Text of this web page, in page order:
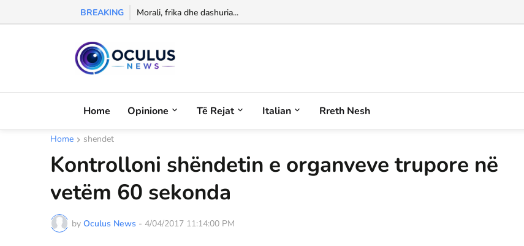
BREAKING Izet Shulku sfidon verën: noton në liqenin plot akull e borë anash në Korab...
Home Opinione Të Rejat Italian Rreth Nesh
Home shendet
Kontrolloni shëndetin e organveve trupore në
vetëm 60 sekonda
by Oculus News - 4/04/2017 11:14:00 PM